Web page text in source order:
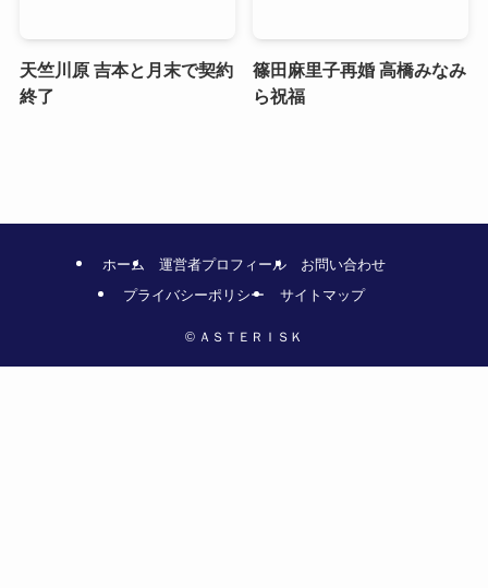
天竺川原 吉本と月末で契約
終了
篠田麻里子再婚 高橋みなみ
ら祝福
ホーム 運営者プロフィール
お問い合わせ
プライバシーポリシー
サイトマップ
© ＡＳＴＥＲＩＳＫ